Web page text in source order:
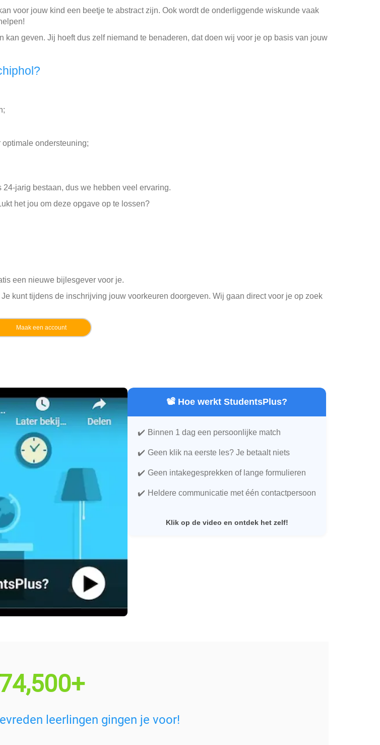
voor jouw kind een beetje te abstract zijn. Ook wordt de onderliggende wiskunde vaak
geven. Jij hoeft dus zelf niemand te benaderen, dat doen wij voor je op basis van jouw
ondersteuning;
jarig bestaan, dus we hebben veel ervaring.
het jou om deze opgave op te lossen?
een nieuwe bijlesgever voor je.
Je kunt tijdens de inschrijving jouw voorkeuren doorgeven. Wij gaan direct voor je op zoek
Maak een account
📽️ Hoe werkt StudentsPlus?
Binnen 1 dag een persoonlijke match
Geen klik na eerste les? Je betaalt niets
Geen intakegesprekken of lange formulieren
Heldere communicatie met één contactpersoon
Klik op de video en ontdek het zelf!
leerlingen gingen je voor!